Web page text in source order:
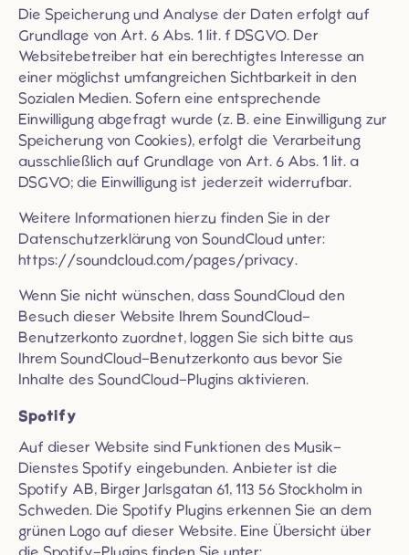
Die Speicherung und Analyse der Daten erfolgt auf
Grundlage von Art. 6 Abs. 1 lit. f DSGVO. Der
Websitebetreiber hat ein berechtigtes Interesse an
einer möglichst umfangreichen Sichtbarkeit in den
Sozialen Medien. Sofern eine entsprechende
Einwilligung abgefragt wurde (z. B. eine Einwilligung zur
Speicherung von Cookies), erfolgt die Verarbeitung
ausschließlich auf Grundlage von Art. 6 Abs. 1 lit. a
DSGVO; die Einwilligung ist jederzeit widerrufbar.
Weitere Informationen hierzu finden Sie in der
Datenschutzerklärung von SoundCloud unter:
https://soundcloud.com/pages/privacy.
Wenn Sie nicht wünschen, dass SoundCloud den
Besuch dieser Website Ihrem SoundCloud-
Benutzerkonto zuordnet, loggen Sie sich bitte aus
Ihrem SoundCloud-Benutzerkonto aus bevor Sie
Inhalte des SoundCloud-Plugins aktivieren.
Spotify
Auf dieser Website sind Funktionen des Musik-
Dienstes Spotify eingebunden. Anbieter ist die
Spotify AB, Birger Jarlsgatan 61, 113 56 Stockholm in
Schweden. Die Spotify Plugins erkennen Sie an dem
grünen Logo auf dieser Website. Eine Übersicht über